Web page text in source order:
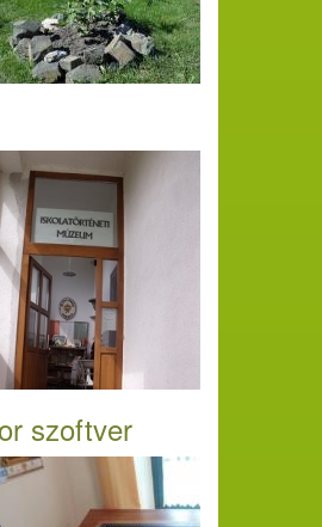
szoftver